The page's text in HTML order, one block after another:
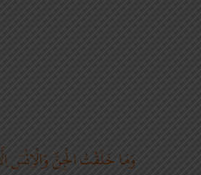
وَمَا خَلَقْتُ الْجِنَّ وَالْاِنْسَ